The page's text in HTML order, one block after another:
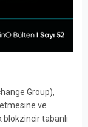
Group),
ve
blokzincir tabanlı